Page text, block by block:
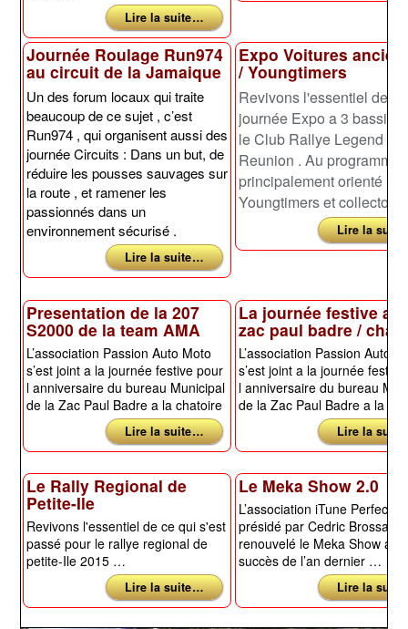
Lire la suite …
Journée Roulage Run974
au circuit de la Jamaique
Un des forum locaux qui traite
beaucoup de ce sujet , c’est
Run974 , qui organisent aussi des
journée Circuits : Dans un but, de
réduire les pousses sauvages sur
la route , et ramener les
passionnés dans un
environnement sécurisé .
Lire la suite …
Expo Voitures
/ Youngtimers
Revivons l'essentiel de la
journée Expo a 3 bassins
le Club Rallye Legend
Reunion . Au programme
principalement orienté
Youngtimers et collector
Lire la
Presentation de la 207
S2000 de la team AMA
L’association Passion Auto Moto
s’est joint a la journée festive pour
l anniversaire du bureau Municipal
de la Zac Paul Badre a la chatoire
Lire la suite …
La journée festive a
zac paul badre /
L’association Passion Auto
s’est joint a la journée
l anniversaire du bureau
de la Zac Paul Badre a la
Lire la
Le Rally Regional de
Petite-Ile
Revivons l'essentiel de ce qui s'est
passé pour le rallye regional de
petite-Ile 2015 …
Lire la suite …
Le Meka Show 2.0
L’association iTune Perfect
présidé par Cedric Brossard
renouvelé le Meka Show
succès de l’an dernier …
Lire la